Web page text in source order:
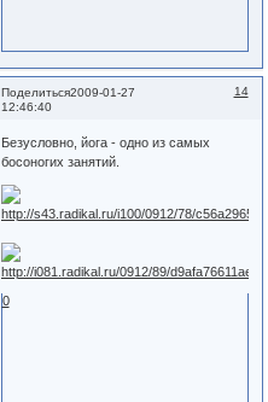
Поделиться 14
2009-01-27
12:46:40
Безусловно, йога - одно из самых
босоногих занятий.
0